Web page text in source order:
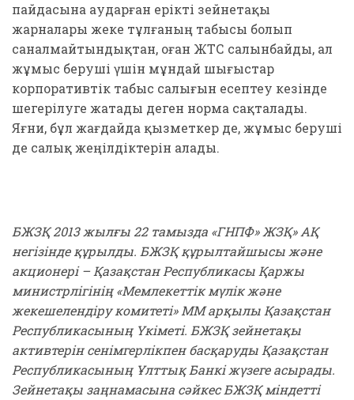
пайдасына аударған ерікті зейнетақы
жарналары жеке тұлғаның табысы болып
саналмайтындықтан, оған ЖТС салынбайды, ал
жұмыс беруші үшін мұндай шығыстар
корпоративтік табыс салығын есептеу кезінде
шегерілуге жатады деген норма сақталады.
Яғни, бұл жағдайда қызметкер де, жұмыс беруші
де салық жеңілдіктерін алады.
БЖЗҚ 2013 жылғы 22 тамызда «ГНПФ» ЖЗҚ» АҚ
негізінде құрылды. БЖЗҚ құрылтайшысы және
акционері – Қазақстан Республикасы Қаржы
министрлігінің «Мемлекеттік мүлік және
жекешелендіру комитеті» ММ арқылы Қазақстан
Республикасының Үкіметі. БЖЗҚ зейнетақы
активтерін сенімгерлікпен басқаруды Қазақстан
Республикасының Ұлттық Банкі жүзеге асырады.
Зейнетақы заңнамасына сәйкес БЖЗҚ міндетті